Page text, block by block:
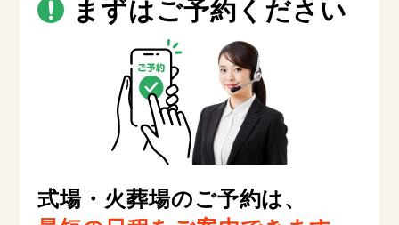
まずはご予約ください
式場・火葬場のご予約は、